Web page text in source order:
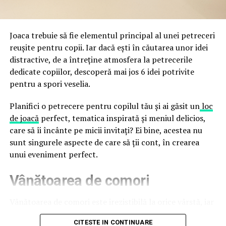
false până la tentative de furt al datelor personale și
financiare. Instituția recomandă verificarea atentă a
sursei mesajelor și raportarea incidentelor la numărul
unic 1911.
Campaniile identificate în ultimele săptămâni folosesc
false de streaming, coduri QR malițioase și mesaje care
promit bilete, rambursări, premii sau acces gratuit la
meciuri. FBI a emis în luna mai un avertisment privind
site-urile care clonează platforma oficială prin
modificări minore ale denumirii domeniului, precum
a colecta date personale și bancare.
de cercetătorii în securitate, ar opera peste 300 de
Joaca trebuie să fie elementul principal al unei petreceri
reușite pentru copii. Iar dacă ești în căutarea unor idei
distractive, de a întreține atmosfera la petrecerile
dedicate copiilor, descoperă mai jos 6 idei potrivite
pentru a spori veselia.
Planifici o petrecere pentru copilul tău și ai găsit unloc
de joacăperfect, tematica inspirată și meniul delicios,
care să îi încânte pe micii invitați? Ei bine, acestea nu
sunt singurele aspecte de care să ții cont, în crearea
unui eveniment perfect.
Vânătoarea de comori
pentru copii este una dintre cele mai distractive
CITESTE IN CONTINUARE